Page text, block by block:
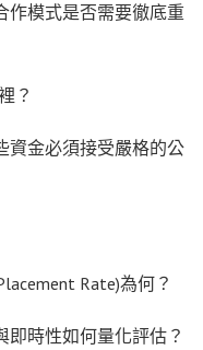
作模式是否需要徹底重
？
資金必須接受嚴格的公
Rate)為何？
時性如何量化評估？